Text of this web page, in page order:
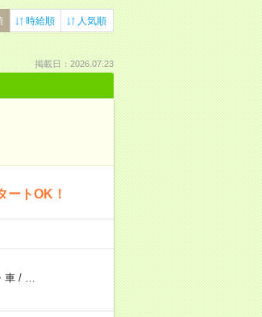
時給順 人気順
掲載日：2026.07.23
ートOK！
車/